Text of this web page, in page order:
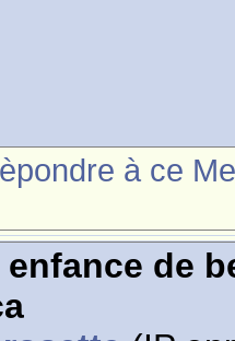
à ce
enfance de